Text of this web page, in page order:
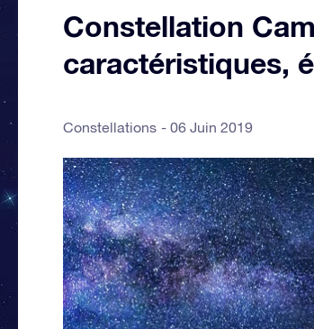
Constellation
caractéristiques,
Constellations 06 Juin 2019